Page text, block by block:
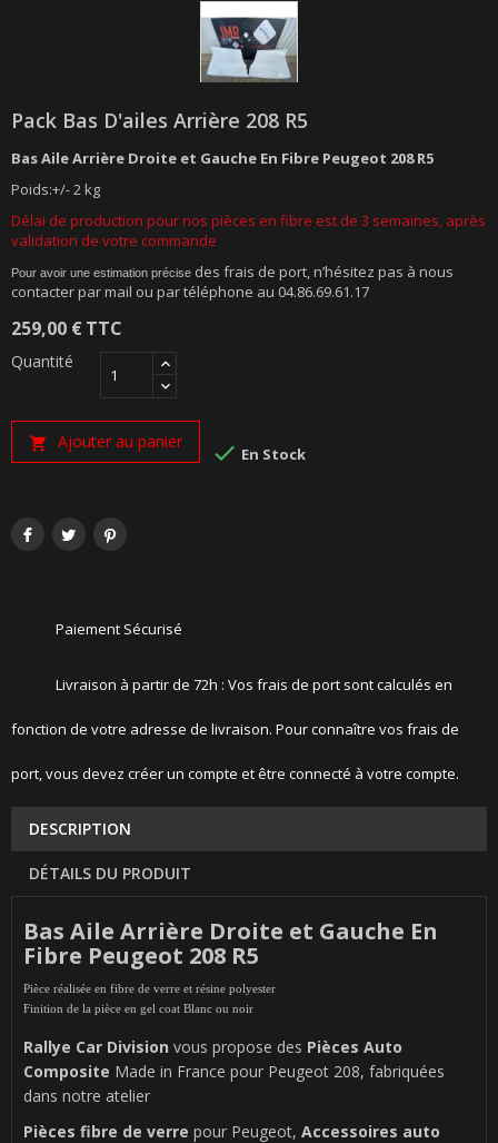
Pack Bas D'ailes Arrière 208 R5
Bas Aile Arrière Droite et Gauche En Fibre Peugeot 208 R5
Poids:+/- 2 kg
Délai de production pour nos pièces en fibre est de 3 semaines, après
validation de votre commande
Pour avoir une estimation précise des frais de port, n’hésitez pas à nous
contacter par mail ou par téléphone au 04.86.69.61.17
259,00 €TTC
Quantité
 Ajouter au panier  En Stock
Paiement Sécurisé
Livraison à partir de 72h : Vos frais de port sont calculés en
fonction de votre adresse de livraison. Pour connaître vos frais de
port, vous devez créer un compte et être connecté à votre compte.
DESCRIPTION
DÉTAILS DU PRODUIT
Bas Aile Arrière Droite et Gauche En
Fibre Peugeot 208 R5
Pièce réalisée en fibre de verre et résine polyester
Finition de la pièce en gel coat Blanc ou noir
Rallye Car Division vous propose des Pièces Auto
Composite Made in France pour Peugeot 208, fabriquées
dans notre atelier
Pièces fibre de verre pour Peugeot, Accessoires auto